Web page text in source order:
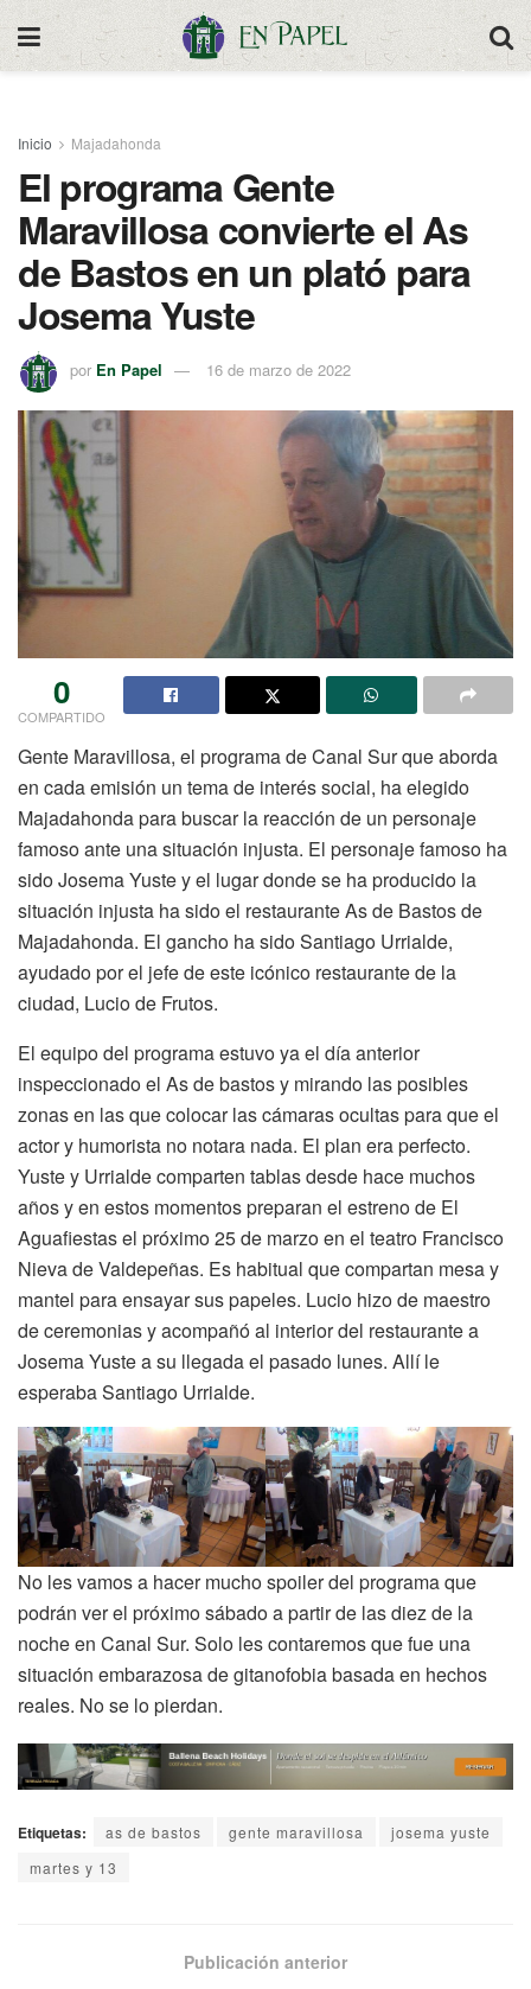
Inicio Majadahonda
El programa Gente
Maravillosa convierte el As
de Bastos en un plató para
Josema Yuste
por En Papel 16 de marzo de 2022
0
COMPARTIDO
Gente Maravillosa, el programa de Canal Sur que aborda
en cada emisión un tema de interés social, ha elegido
Majadahonda para buscar la reacción de un personaje
famoso ante una situación injusta. El personaje famoso ha
sido Josema Yuste y el lugar donde se ha producido la
situación injusta ha sido el restaurante As de Bastos de
Majadahonda. El gancho ha sido Santiago Urrialde,
ayudado por el jefe de este icónico restaurante de la
ciudad, Lucio de Frutos.
El equipo del programa estuvo ya el día anterior
inspeccionado el As de bastos y mirando las posibles
zonas en las que colocar las cámaras ocultas para que el
actor y humorista no notara nada. El plan era perfecto.
Yuste y Urrialde comparten tablas desde hace muchos
años y en estos momentos preparan el estreno de El
Aguafiestas el próximo 25 de marzo en el teatro Francisco
Nieva de Valdepeñas. Es habitual que compartan mesa y
mantel para ensayar sus papeles. Lucio hizo de maestro
de ceremonias y acompañó al interior del restaurante a
Josema Yuste a su llegada el pasado lunes. Allí le
esperaba Santiago Urrialde.
No les vamos a hacer mucho spoiler del programa que
podrán ver el próximo sábado a partir de las diez de la
noche en Canal Sur. Solo les contaremos que fue una
situación embarazosa de gitanofobia basada en hechos
reales. No se lo pierdan.
Etiquetas: as de bastos gente maravillosa
josema yuste
martes y 13
Publicación anterior